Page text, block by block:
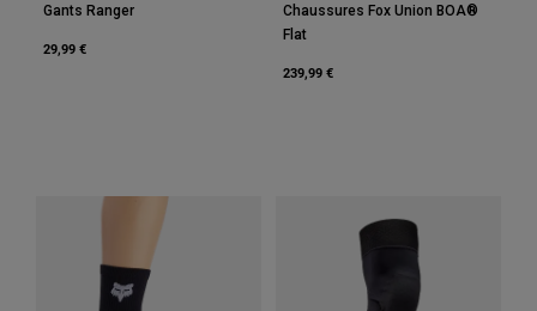
Gants Ranger
29,99 €
Chaussures Fox Union BOA®
Flat
239,99 €